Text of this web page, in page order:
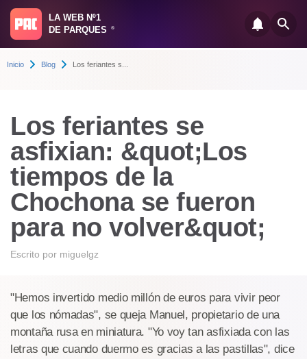
LA WEB Nº1
DE PARQUES
®
Inicio Blog Los feriantes s...
Los feriantes se
asfixian: &quot;Los
tiempos de la
Chochona se fueron
para no volver&quot;
Escrito por miguelgz
"Hemos invertido medio millón de euros para vivir peor
que los nómadas", se queja Manuel, propietario de una
montaña rusa en miniatura. "Yo voy tan asfixiada con las
letras que cuando duermo es gracias a las pastillas", dice